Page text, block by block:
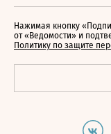
Нажимая кнопку
от «Ведомости» и
Политику по защите